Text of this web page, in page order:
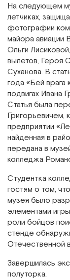
На следующем
летчиках,
фотографии
майора авиации
Ольги
вылетов, Героя
Суханова. В
года «Бей врага
подвигах Ивана
Статья была
Григорьевичем,
предприятии
найденная в
передана в
колледжа
Студентка
гостям о том,
музея было
элементами
роли бойцов
стенде
Отечественной
Завершилась
полуторка.